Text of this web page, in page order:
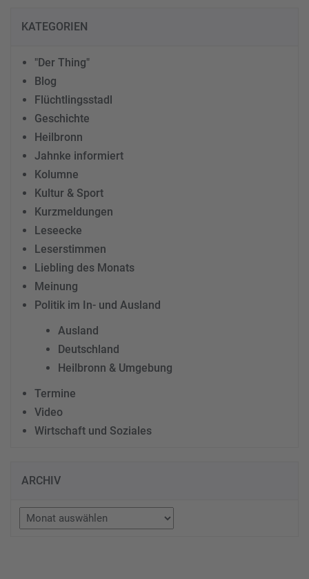
KATEGORIEN
"Der Thing"
Blog
Flüchtlingsstadl
Geschichte
Heilbronn
Jahnke informiert
Kolumne
Kultur & Sport
Kurzmeldungen
Leseecke
Leserstimmen
Liebling des Monats
Meinung
Politik im In- und Ausland
Ausland
Deutschland
Heilbronn & Umgebung
Termine
Video
Wirtschaft und Soziales
ARCHIV
Archiv